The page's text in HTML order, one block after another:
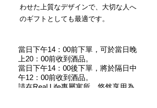
わせた上質なデザインで、大切な人へ
のギフトとしても最適です。
當日下午14：00前下單，可於當日晚
上20：00前收到酒品。
當日下午14：00後下單，將於隔日中
午12：00前收到酒品。
請在Real Life專屬寓所，悠然享用為